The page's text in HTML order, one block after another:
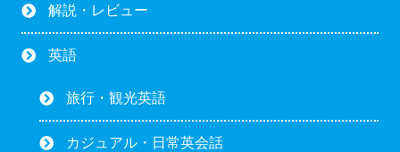
解説・レビュー
英語
旅行・観光英語
カジュアル・日常英会話